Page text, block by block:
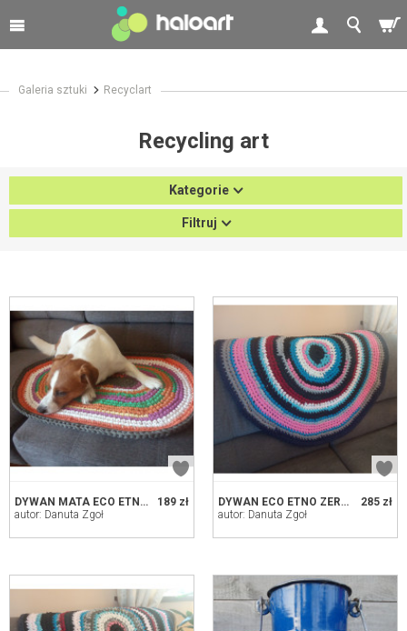
Galeria sztuki Recyclart
Recycling art
Kategorie
Filtruj
189 zł
DYWAN MATA ECO ETNO ZERO WASTE
autor: Danuta Zgoł
285 zł
DYWAN ECO ETNO ZERO WASTE, 80 CM
autor: Danuta Zgoł